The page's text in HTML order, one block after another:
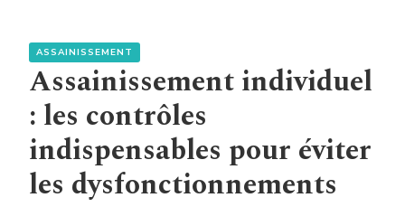
ASSAINISSEMENT
Assainissement individuel
: les contrôles
indispensables pour éviter
les dysfonctionnements